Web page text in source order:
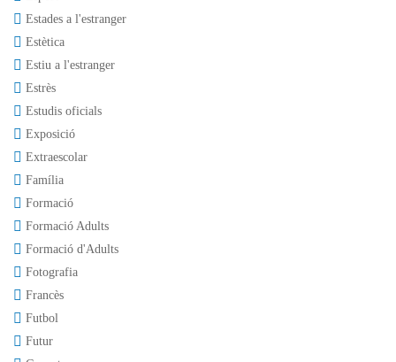
Estades a l'estranger
Estètica
Estiu a l'estranger
Estrès
Estudis oficials
Exposició
Extraescolar
Família
Formació
Formació Adults
Formació d'Adults
Fotografia
Francès
Futbol
Futur